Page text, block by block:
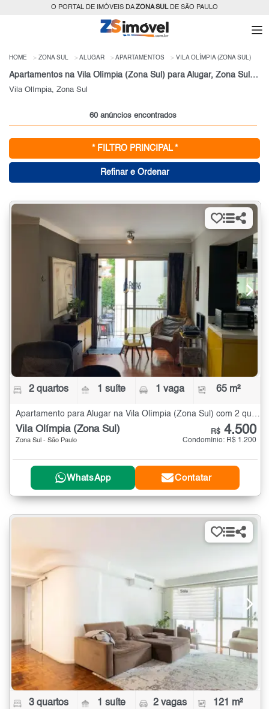
O PORTAL DE IMÓVEIS DAZONA SULDE SÃO PAULO
HOME ZONA SUL ALUGAR APARTAMENTOS VILA OLÍMPIA (ZONA SUL)
Apartamentos na Vila Olímpia (Zona Sul) para Alugar, Zona Sul de São Paulo, SP
Vila Olímpia, Zona Sul
60 anúncios encontrados
* FILTRO PRINCIPAL *
Refinar e Ordenar
2 quartos 1 suíte 1 vaga 65 m²
Apartamento para Alugar na Vila Olímpia (Zona Sul) com 2 quartos - 65 m²
Vila Olímpia (Zona Sul)
Zona Sul - São Paulo
R$ 4.500
Condomínio: R$ 1.200
WhatsApp Contatar
3 quartos 1 suíte 2 vagas 121 m²